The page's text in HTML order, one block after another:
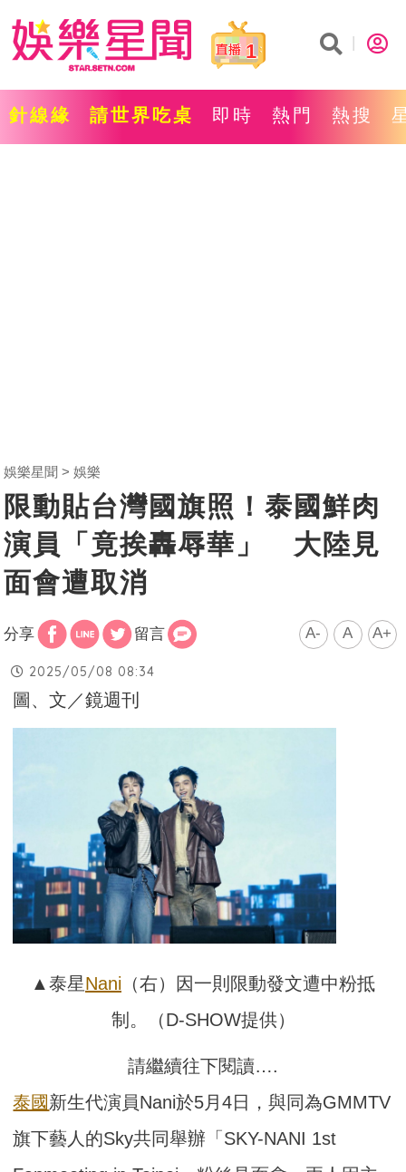
1
針線緣 請世界吃桌 即時 熱門 熱搜
娛樂星聞 娛樂
限動貼台灣國旗照！泰國鮮肉
演員「竟挨轟辱華」 大陸見
面會遭取消
分享 留言 A- A A+
2025/05/08 08:34
圖、文／鏡週刊
▲泰星Nani （右）因一則限動發文遭中粉抵
制。（D-SHOW提供）
請繼續往下閱讀….
泰國新生代演員Nani於5月4日，與同為GMMTV
旗下藝人的Sky共同舉辦「SKY-NANI 1st